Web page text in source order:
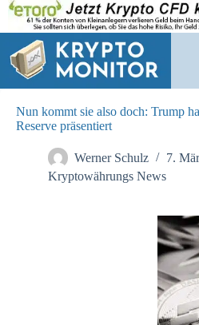
Zum
Inhalt
springen
Nun kommt sie also doch: Trump
Reserve präsentiert
Werner Schulz
7.
Kryptowährungs News